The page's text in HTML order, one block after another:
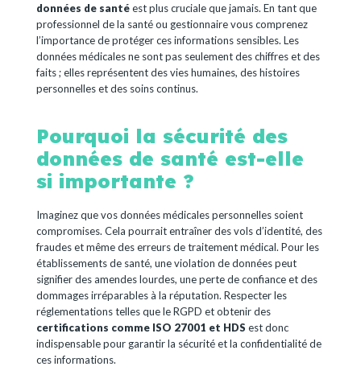
données de santéest plus cruciale que jamais. En tant que
professionnel de la santé ou gestionnaire vous comprenez
l’importance de protéger ces informations sensibles. Les
données médicales ne sont pas seulement des chiffres et des
faits ; elles représentent des vies humaines, des histoires
personnelles et des soins continus.
Pourquoi la sécurité des
données de santé est-elle
si importante ?
Imaginez que vos données médicales personnelles soient
compromises. Cela pourrait entraîner des vols d’identité, des
fraudes et même des erreurs de traitement médical. Pour les
établissements de santé, une violation de données peut
signifier des amendes lourdes, une perte de confiance et des
dommages irréparables à la réputation. Respecter les
réglementations telles que le RGPD et obtenir des
certifications comme ISO 27001 et HDS est donc
indispensable pour garantir la sécurité et la confidentialité de
ces informations.